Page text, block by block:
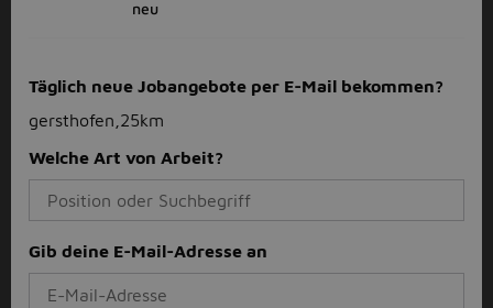
neu
Täglich neue Jobangebote per E-Mail bekommen?
gersthofen,25km
Welche Art von Arbeit?
Gib deine E-Mail-Adresse an